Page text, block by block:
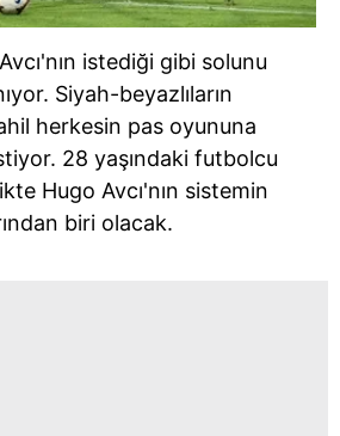
istediği gibi solunu
Siyah-beyazlıların
herkesin pas oyununa
28 yaşındaki futbolcu
Hugo Avcı'nın sistemin
biri olacak.